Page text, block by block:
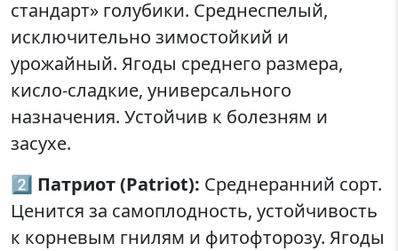
стандарт» голубики. Среднеспелый,
исключительно зимостойкий и
урожайный. Ягоды среднего размера,
кисло-сладкие, универсального
назначения. Устойчив к болезням и
засухе.
2️⃣ Патриот (Patriot): Среднеранний сорт.
Ценится за самоплодность, устойчивость
к корневым гнилям и фитофторозу. Ягоды